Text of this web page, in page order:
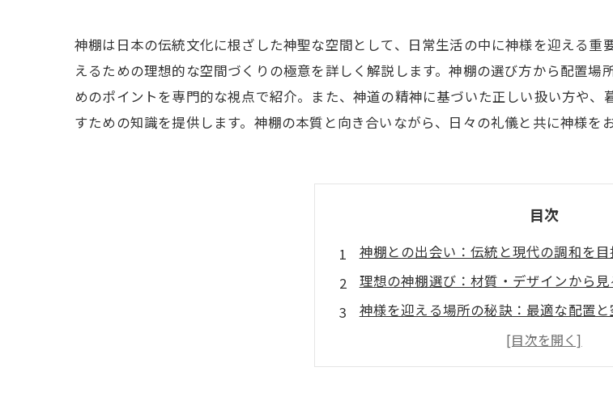
神棚は日本の伝統文化に根ざした神聖な空間として、日常生活の中に神様を迎える
えるための理想的な空間づくりの極意を詳しく解説します。神棚の選び方から配置
めのポイントを専門的な視点で紹介。また、神道の精神に基づいた正しい扱い方や
すための知識を提供します。神棚の本質と向き合いながら、日々の礼儀と共に神様を
目次
神棚との出会い：伝統と現代の調和を目
理想の神棚選び：材質・デザインから
神様を迎える場所の秘訣：最適な配置
季節ごとのお手入れ法：神棚を清める伝
日常に宿る神聖さ：神棚と共に歩む暮